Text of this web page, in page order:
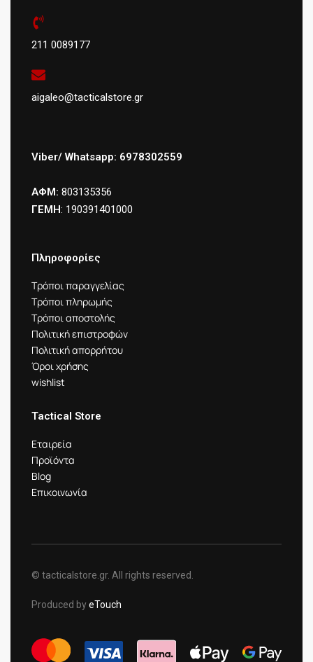
211 0089177
aigaleo@tacticalstore.gr
Viber/ Whatsapp: 6978302559
ΑΦΜ: 803135356
ΓΕΜΗ: 190391401000
Πληροφορίες
Τρόποι παραγγελίας
Τρόποι πληρωμής
Τρόποι αποστολής
Πολιτική επιστροφών
Πολιτική απορρήτου
Όροι χρήσης
wishlist
Tactical Store
Εταιρεία
Προϊόντα
Blog
Επικοινωνία
© tacticalstore.gr. All rights reserved.
Produced byeTouch